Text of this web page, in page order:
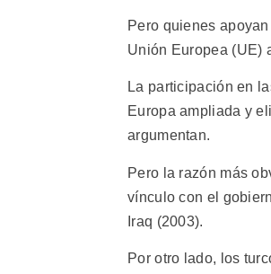
Pero quienes
Unión Europea (UE)
La participación en
Europa ampliada y
argumentan.
Pero la razón más
vínculo con el
Iraq (2003).
Por otro lado, los